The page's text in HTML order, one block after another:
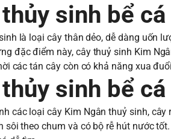
sinh bể
là loại cây thân dẻo, dễ dàng uốn
đặc điểm này, cây thuỷ sinh Kim
các tán cây còn có khả năng xua
sinh bể
các loại cây Kim Ngân thuỷ sinh,
sôi theo chum và có bộ rễ hút nước